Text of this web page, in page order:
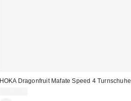
HOKA Dragonfruit Mafate Speed 4 Turnschuhe